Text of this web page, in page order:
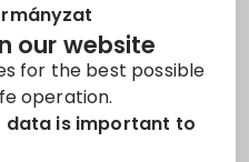
our website
for the best possible
operation.
data is important to
inMagyar